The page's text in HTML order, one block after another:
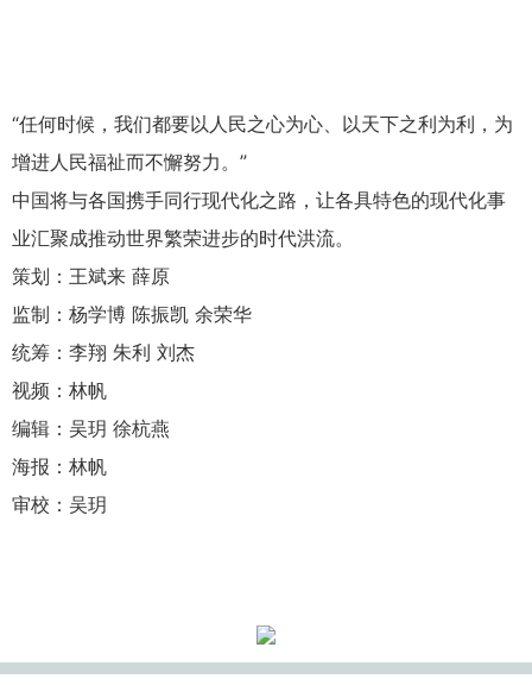
“任何时候，我们都要以人民之心为心、以天下之利为利，为
增进人民福祉而不懈努力。”
中国将与各国携手同行现代化之路，让各具特色的现代化事
业汇聚成推动世界繁荣进步的时代洪流。
策划：王斌来 薛原
监制：杨学博 陈振凯 余荣华
统筹：李翔 朱利 刘杰
视频：林帆
编辑：吴玥 徐杭燕
海报：林帆
审校：吴玥